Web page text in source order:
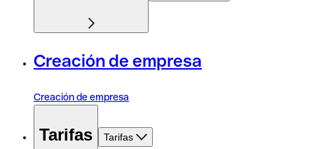
Creación de empresa
Creación de empresa
Tarifas Tarifas